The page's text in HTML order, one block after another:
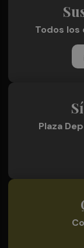
Todos los
Plaza